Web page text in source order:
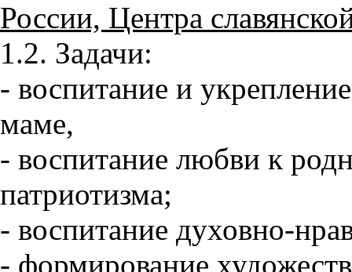
России, Центра
1.2. Задачи:
- воспитание и
маме,
- воспитание любви к
патриотизма;
- воспитание духовно-
- формирование